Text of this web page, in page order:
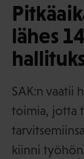
lähes
SAK:n vaatii
toimia, jotta
kiinni